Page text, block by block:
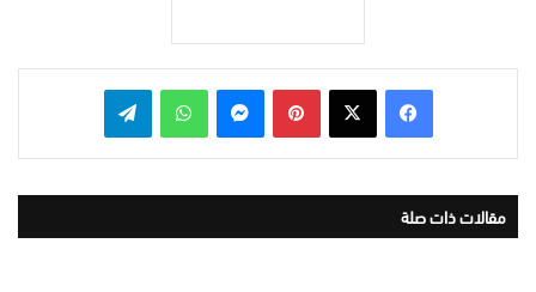
بينتيريست واتساب
مقالات ذات صلة